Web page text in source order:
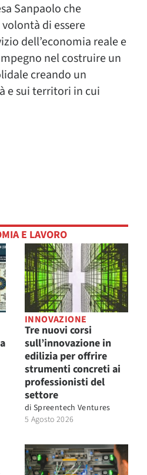
Sanpaolo che
di essere
dell’economia reale e
nel costruire un
creando un
e sui territori in cui
E LAVORO
INNOVAZIONE
Tre nuovi corsi
sull’innovazione in
edilizia per offrire
strumenti concreti ai
professionisti del
settore
di Spreentech Ventures
5 Agosto 2026